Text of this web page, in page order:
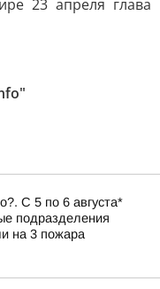
23 апреля глава
С 5 по 6 августа*
подразделения
на 3 пожара